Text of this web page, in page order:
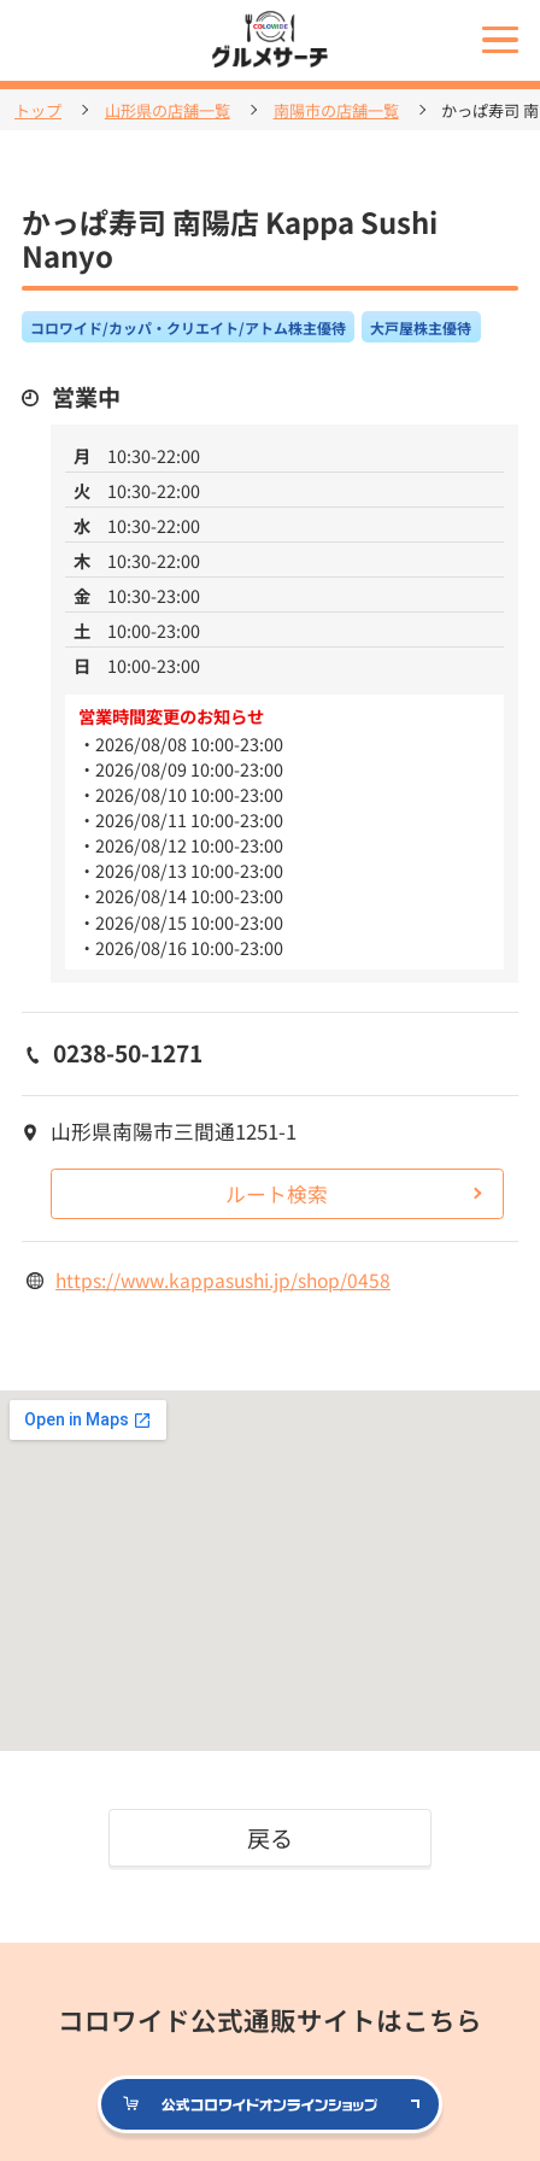
トップ 山形県の店舗一覧 南陽市の店舗一覧 かっぱ寿司
かっぱ寿司 南陽店 Kappa Sushi
Nanyo
コロワイド/カッパ・クリエイト/アトム株主優待 大戸屋株主優待
営業中
月
10:30-22:00
火
10:30-22:00
水
10:30-22:00
木
10:30-22:00
金
10:30-23:00
土
10:00-23:00
日
10:00-23:00
営業時間変更のお知らせ
2026/08/08 10:00-23:00
2026/08/09 10:00-23:00
2026/08/10 10:00-23:00
2026/08/11 10:00-23:00
2026/08/12 10:00-23:00
2026/08/13 10:00-23:00
2026/08/14 10:00-23:00
2026/08/15 10:00-23:00
2026/08/16 10:00-23:00
0238-50-1271
山形県南陽市三間通1251-1
ルート検索
https://www.kappasushi.jp/shop/0458
戻る
コロワイド公式通販サイトはこちら
公式コロ